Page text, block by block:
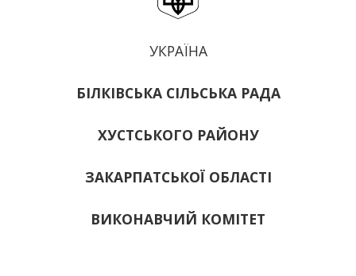
УКРАЇНА
БІЛКІВСЬКА СІЛЬСЬКА РАДА
ХУСТСЬКОГО РАЙОНУ
ЗАКАРПАТСЬКОЇ ОБЛАСТІ
ВИКОНАВЧИЙ КОМІТЕТ